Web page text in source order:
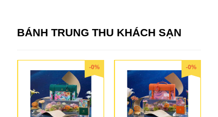
BÁNH TRUNG THU KHÁCH SẠN
-0% -0%